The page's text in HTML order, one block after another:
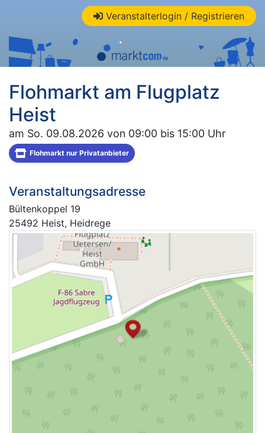
Veranstalterlogin / Registrieren
Flohmarkt am Flugplatz
Heist
am So. 09.08.2026 von 09:00 bis 15:00 Uhr
Flohmarkt nur Privatanbieter
Veranstaltungsadresse
Bültenkoppel 19
25492 Heist, Heidrege